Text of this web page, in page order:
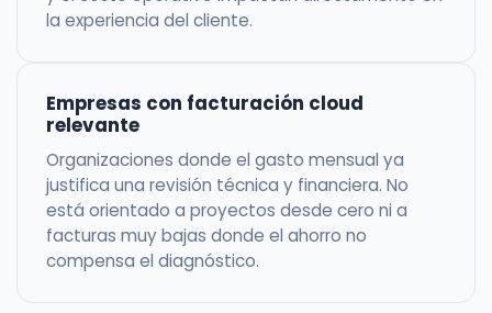
la experiencia del cliente.
Empresas con facturación cloud
relevante
Organizaciones donde el gasto mensual ya
justifica una revisión técnica y financiera. No
está orientado a proyectos desde cero ni a
facturas muy bajas donde el ahorro no
compensa el diagnóstico.